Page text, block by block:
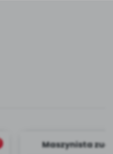
Maszynista